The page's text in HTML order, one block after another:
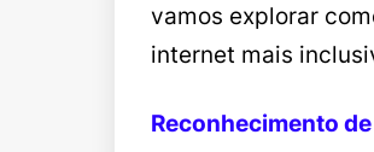
vamos explorar
internet mais
Reconhecimento